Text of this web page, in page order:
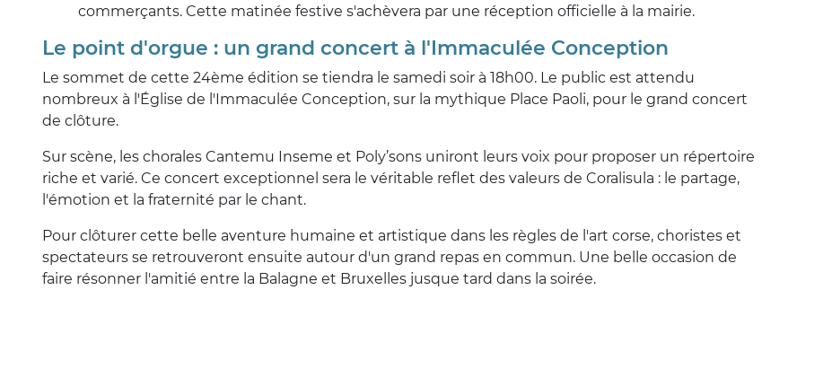
commerçants. Cette matinée festive s'achèvera par une réception officielle à la mairie.
Le point d'orgue : un grand concert à l'Immaculée Conception
Le sommet de cette 24ème édition se tiendra le samedi soir à 18h00. Le public est attendu
nombreux à l'Église de l'Immaculée Conception, sur la mythique Place Paoli, pour le grand concert
de clôture.
Sur scène, les chorales Cantemu Inseme et Poly’sons uniront leurs voix pour proposer un répertoire
riche et varié. Ce concert exceptionnel sera le véritable reflet des valeurs de Coralisula : le partage,
l'émotion et la fraternité par le chant.
Pour clôturer cette belle aventure humaine et artistique dans les règles de l'art corse, choristes et
spectateurs se retrouveront ensuite autour d'un grand repas en commun. Une belle occasion de
faire résonner l'amitié entre la Balagne et Bruxelles jusque tard dans la soirée.